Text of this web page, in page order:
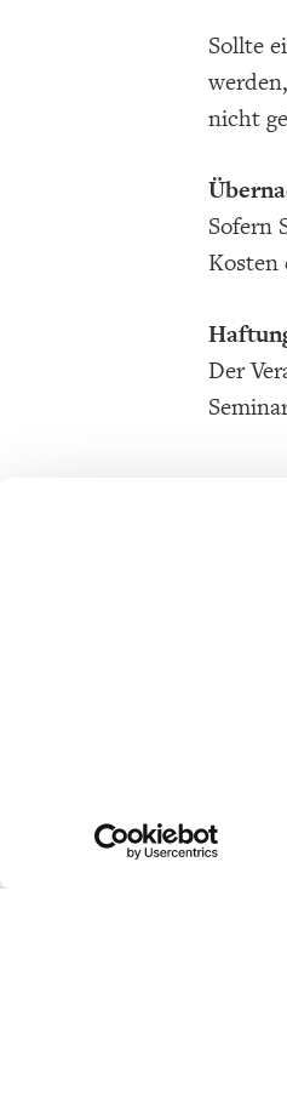
Sollte
nicht
Sofern
Kosten
Der